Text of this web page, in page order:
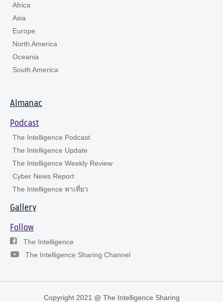
Africa
Asia
Europe
North America
Oceania
South America
Almanac
Podcast
The Intelligence Podcast
The Intelligence Update
The Intelligence Weekly Review
Cyber News Report
The Intelligence พาเที่ยว
Gallery
Follow
The Intelligence
The Intelligence Sharing Channel
Copyright 2021 @ The Intelligence Sharing